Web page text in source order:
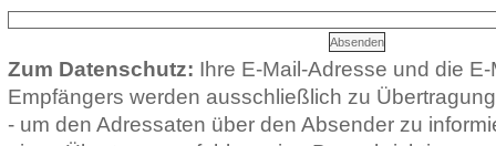
Zum Datenschutz: Ihre E-Mail-Adresse und die
Empfängers werden ausschließlich zu
- um den Adressaten über den Absender zu